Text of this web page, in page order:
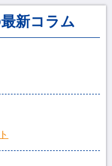
新コラム